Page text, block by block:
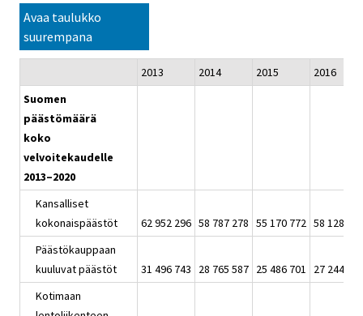
Avaa taulukko
suurempana
2013 2014 2015
2016
Suomen
päästömäärä
koko
velvoitekaudelle
2013–2020
Kansalliset
kokonaispäästöt
62 952 296 58 787 278 55 170 772 58 128 854
Päästökauppaan
kuuluvat päästöt
31 496 743 28 765 587 25 486 701
27 244 810
Kotimaan